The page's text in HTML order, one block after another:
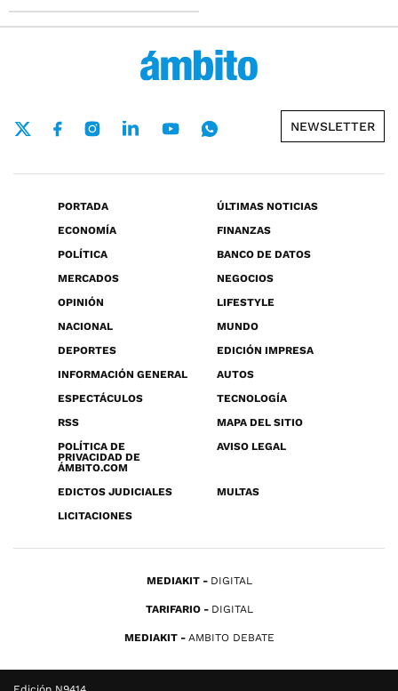
NEWSLETTER
PORTADA
ÚLTIMAS NOTICIAS
ECONOMÍA
FINANZAS
POLÍTICA
BANCO DE DATOS
MERCADOS
NEGOCIOS
OPINIÓN
LIFESTYLE
NACIONAL
MUNDO
DEPORTES
EDICIÓN IMPRESA
INFORMACIÓN GENERAL
AUTOS
ESPECTÁCULOS
TECNOLOGÍA
RSS
MAPA DEL SITIO
POLÍTICA DE
PRIVACIDAD DE
ÁMBITO.COM
AVISO LEGAL
EDICTOS JUDICIALES
MULTAS
LICITACIONES
MEDIAKIT DIGITAL
TARIFARIO DIGITAL
MEDIAKIT AMBITO DEBATE